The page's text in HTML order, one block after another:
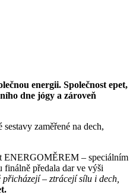
energii. Společnost epet,
dne jógy a zároveň
zaměřené na dech,
ENERGOMĚREM – speciálním
finálně předala dar ve výši
– ztrácejí sílu i dech,